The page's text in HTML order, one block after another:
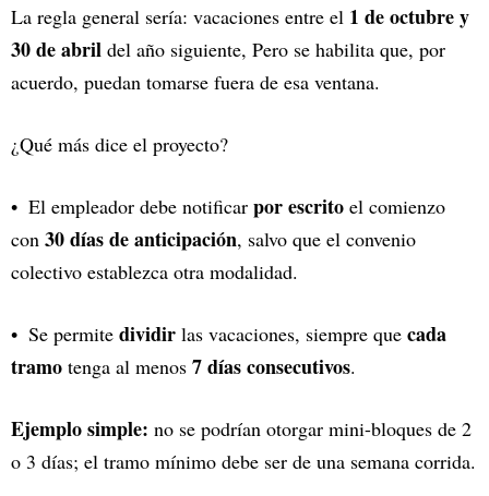
La regla general sería: vacaciones entre el 1 de octubre y
30 de abril del año siguiente, Pero se habilita que, por
acuerdo, puedan tomarse fuera de esa ventana.
¿Qué más dice el proyecto?
El empleador debe notificar por escrito el comienzo
con 30 días de anticipación, salvo que el convenio
colectivo establezca otra modalidad.
Se permite dividir las vacaciones, siempre que cada
tramo tenga al menos 7 días consecutivos.
Ejemplo simple: no se podrían otorgar mini-bloques de 2
o 3 días; el tramo mínimo debe ser de una semana corrida.